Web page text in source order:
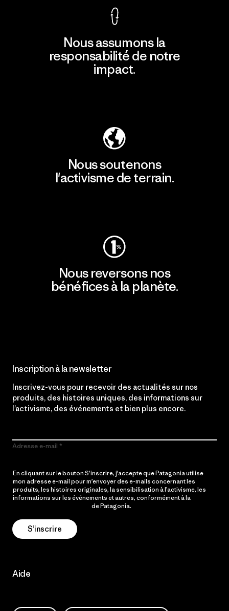
Nous assumons la
responsabilité de notre
impact.
Nous soutenons
l'activisme de terrain.
Nous reversons nos
bénéfices à la planète.
Inscription à la newsletter
Inscrivez-vous pour recevoir des actualités sur nos
produits, des histoires uniques, des informations sur
l’activisme, des événements et bien plus encore.
Adresse e-mail
En cliquant sur le bouton S’inscrire, j’accepte que Patagonia utilise
mon adresse e-mail pour m’envoyer des e-mails concernant les
produits, les histoires originales, la sensibilisation à l’activisme, les
informations sur les événements et autres, conformément à la
de Patagonia.
S’inscrire
Aide